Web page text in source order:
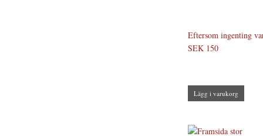
Eftersom ingenting
SEK 150
Lägg i varukorg